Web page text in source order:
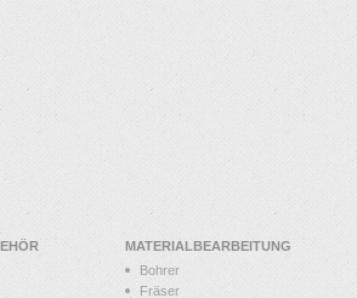
MATERIALBEARBEITUNG
Bohrer
Fräser